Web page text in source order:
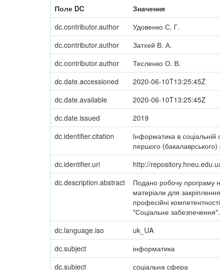
Поле DC
Значення
dc.contributor.author
Удовенко С. Г.
dc.contributor.author
Затхей В. А.
dc.contributor.author
Тесленко О. В.
dc.date.accessioned
2020-06-10T13:25:45Z
dc.date.available
2020-06-10T13:25:45Z
dc.date.issued
2019
dc.identifier.citation
Інформатика в
першого
dc.identifier.uri http://
dc.description.abstract
Подано робочу програму
матеріали для
професійні
"Соціальне забезпечення".
dc.language.iso uk_UA
dc.subject
інформатика
dc.subject
соціальна сфера